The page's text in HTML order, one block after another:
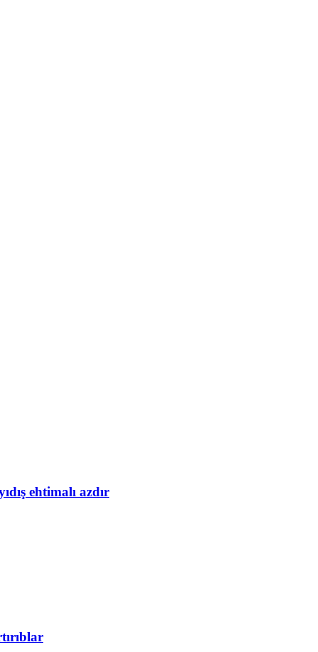
ehtimalı azdır